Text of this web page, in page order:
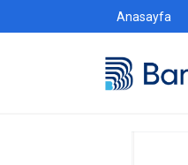
Anasayfa